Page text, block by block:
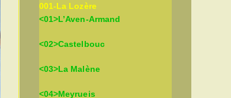
001-La Lozère
<01>L’Aven-Armand
<02>Castelbouc
<03>La Malène
<04>Meyrueis